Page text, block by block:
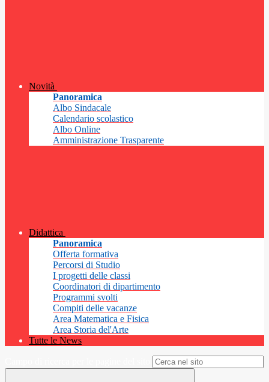
Novità
Panoramica
Albo Sindacale
Calendario scolastico
Albo Online
Amministrazione Trasparente
Didattica
Panoramica
Offerta formativa
Percorsi di Studio
I progetti delle classi
Coordinatori di dipartimento
Programmi svolti
Compiti delle vacanze
Area Matematica e Fisica
Area Storia del'Arte
Tutte le News